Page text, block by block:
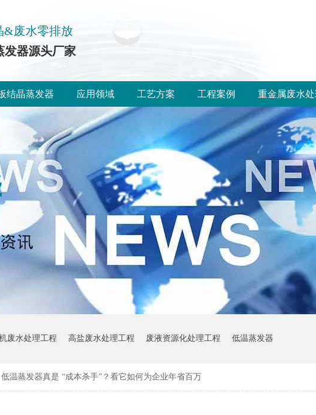
&废水零排放
发器源头厂家
结晶蒸发器 应用领域 工艺方案 工程案例 重金属废水处
废水处理工程 高盐废水处理工程 废液资源化处理工程 低温蒸发器
温蒸发器真是 “成本杀手”？看它如何为企业年省百万